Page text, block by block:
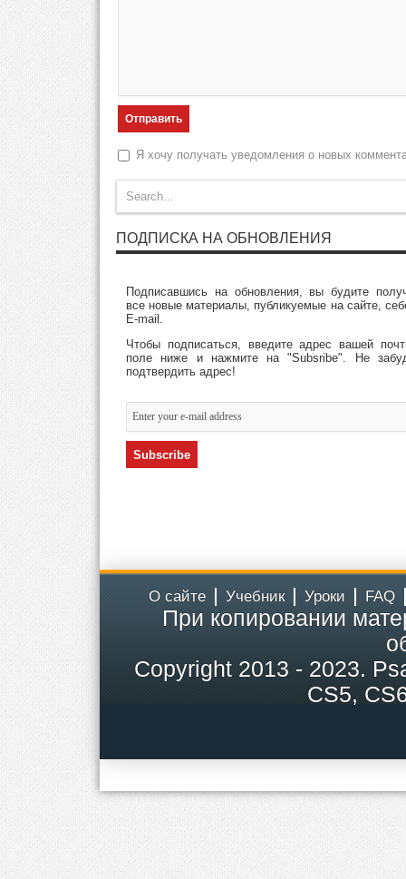
Я хочу получать уведомления о новых
ПОДПИСКА НА ОБНОВЛЕНИЯ
Подписавшись на обновления, вы будите
все новые материалы, публикуемые на сайте,
E-mail.
Чтобы подписаться, введите адрес вашей
поле ниже и нажмите на "Subsribe". Не
подтвердить адрес!
О сайте Учебник Уроки FAQ
При копировании
Copyright 2013 - 2023.
CS5,